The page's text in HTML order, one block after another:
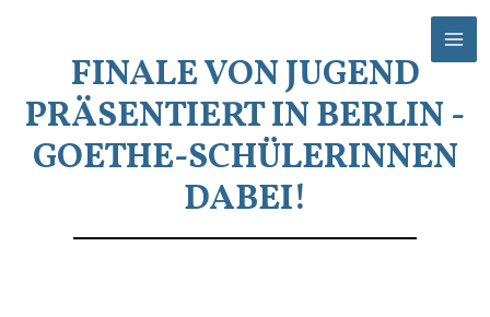
FINALE VON JUGEND
PRÄSENTIERT IN BERLIN -
GOETHE-SCHÜLERINNEN
DABEI!